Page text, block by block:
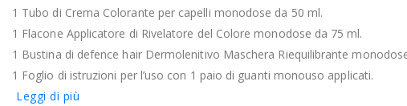
1 Tubo di Crema Colorante per capelli monodose da 50 ml.
1 Flacone Applicatore di Rivelatore del Colore monodose da 75 ml.
1 Bustina di defence hair Dermolenitivo Maschera Riequilibrante
1 Foglio di istruzioni per l’uso con 1 paio di guanti monouso applicati.
Leggi di più